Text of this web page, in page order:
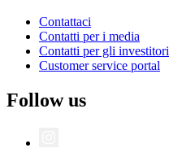
Contattaci
Contatti per i media
Contatti per gli investitori
Customer service portal
Follow us